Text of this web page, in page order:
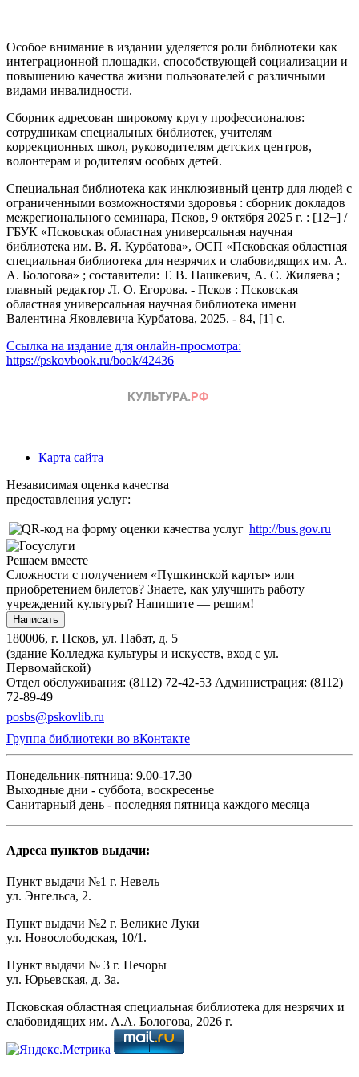
Особое внимание в издании уделяется роли библиотеки как
интеграционной площадки, способствующей социализации и
повышению качества жизни пользователей с различными
видами инвалидности.
Сборник адресован широкому кругу профессионалов:
сотрудникам специальных библиотек, учителям
коррекционных школ, руководителям детских центров,
волонтерам и родителям особых детей.
Специальная библиотека как инклюзивный центр для людей с
ограниченными возможностями здоровья : сборник докладов
межрегионального семинара, Псков, 9 октября 2025 г. : [12+] /
ГБУК «Псковская областная универсальная научная
библиотека им. В. Я. Курбатова», ОСП «Псковская областная
специальная библиотека для незрячих и слабовидящих им. А.
А. Бологова» ; составители: Т. В. Пашкевич, А. С. Жиляева ;
главный редактор Л. О. Егорова. - Псков : Псковская
областная универсальная научная библиотека имени
Валентина Яковлевича Курбатова, 2025. - 84, [1] с.
Ссылка на издание для онлайн-просмотра:
https://pskovbook.ru/book/42436
Карта сайта
Независимая оценка качества
предоставления услуг:
http://bus.gov.ru
Решаем вместе
Сложности с получением «Пушкинской карты» или
приобретением билетов? Знаете, как улучшить работу
учреждений культуры? Напишите — решим!
Написать
180006, г. Псков, ул. Набат, д. 5
(здание Колледжа культуры и искусств, вход с ул.
Первомайской)
Отдел обслуживания: (8112) 72-42-53 Администрация: (8112)
72-89-49
posbs@pskovlib.ru
Группа библиотеки во вКонтакте
Понедельник-пятница: 9.00-17.30
Выходные дни - суббота, воскресенье
Санитарный день - последняя пятница каждого месяца
Адреса пунктов выдачи:
Пункт выдачи №1 г. Невель
ул. Энгельса, 2.
Пункт выдачи №2 г. Великие Луки
ул. Новослободская, 10/1.
Пункт выдачи № 3 г. Печоры
ул. Юрьевская, д. 3а.
Псковская областная специальная библиотека для незрячих и
слабовидящих им. А.А. Бологова, 2026 г.